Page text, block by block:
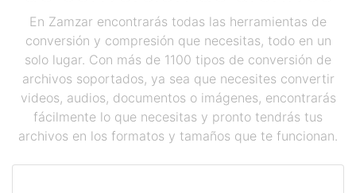
En Zamzar encontrarás todas las herramientas de
conversión y compresión que necesitas, todo en un
solo lugar. Con más de 1100 tipos de conversión de
archivos soportados, ya sea que necesites convertir
videos, audios, documentos o imágenes, encontrarás
fácilmente lo que necesitas y pronto tendrás tus
archivos en los formatos y tamaños que te funcionan.